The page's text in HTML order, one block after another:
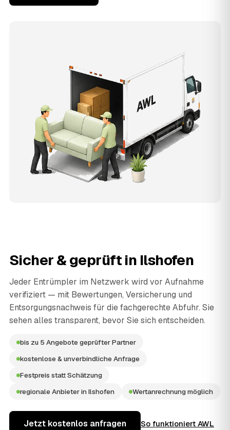
Sicher & geprüft in Ilshofen
Jeder Entrümpler im Netzwerk wird vor Aufnahme
verifiziert — mit Bewertungen, Versicherung und
Entsorgungsnachweis für die fachgerechte Abfuhr. Sie
sehen alles transparent, bevor Sie sich entscheiden.
bis zu 5 Angebote geprüfter Partner
kostenlose & unverbindliche Anfrage
Festpreis statt Schätzung
regionale Anbieter in Ilshofen
Wertanrechnung möglich
Jetzt kostenlos anfragen So funktioniert AWL